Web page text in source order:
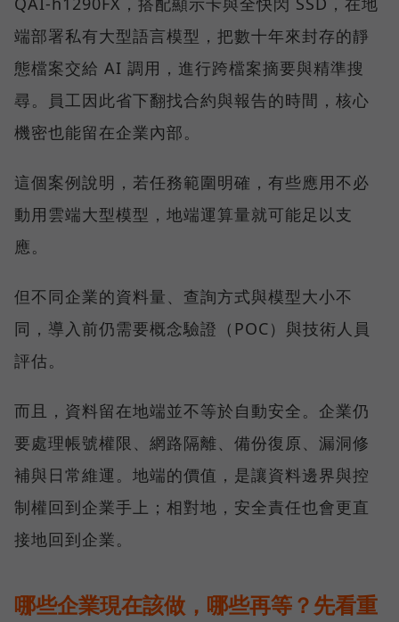
端部署私有大型語言模型，把數十年來封存的靜
態檔案交給 AI 調用，進行跨檔案摘要與精準搜
尋。員工因此省下翻找合約與報告的時間，核心
機密也能留在企業內部。
這個案例說明，若任務範圍明確，有些應用不必
動用雲端大型模型，地端運算量就可能足以支
應。
但不同企業的資料量、查詢方式與模型大小不
同，導入前仍需要概念驗證（POC）與技術人員
評估。
而且，資料留在地端並不等於自動安全。企業仍
要處理帳號權限、網路隔離、備份復原、漏洞修
補與日常維運。地端的價值，是讓資料邊界與控
制權回到企業手上；相對地，安全責任也會更直
接地回到企業。
哪些企業現在該做，哪些再等？先看重